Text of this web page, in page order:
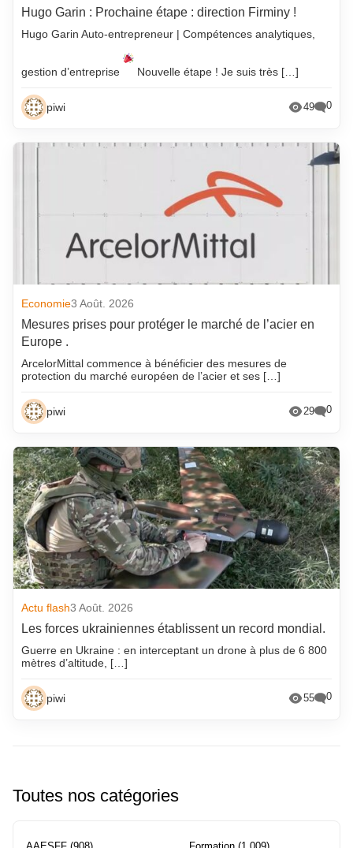
Hugo Garin : Prochaine étape : direction Firminy !
Hugo Garin Auto-entrepreneur | Compétences analytiques,
gestion d’entreprise Nouvelle étape ! Je suis très […]
piwi 49 0
Economie3 Août. 2026
Mesures prises pour protéger le marché de l’acier en
Europe .
ArcelorMittal commence à bénéficier des mesures de
protection du marché européen de l’acier et ses […]
piwi 29 0
Actu flash3 Août. 2026
Les forces ukrainiennes établissent un record mondial.
Guerre en Ukraine : en interceptant un drone à plus de 6 800
mètres d’altitude, […]
piwi 55 0
Toutes nos catégories